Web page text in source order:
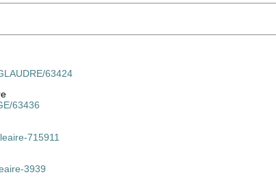
63424
63436
715911
3939